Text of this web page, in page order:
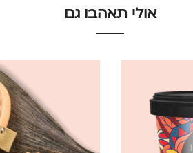
אולי תאהבו גם